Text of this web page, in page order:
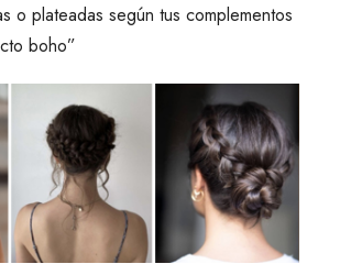
o plateadas según tus complementos
boho”